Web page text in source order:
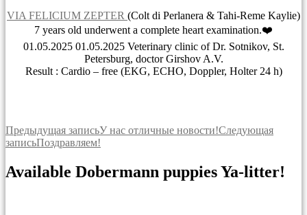
VIA FELICIUM ZEPTER️ (Colt di Perlanera & Tahi-Reme Kaylie)
7 years old underwent a complete heart examination.❤️
01.05.2025 01.05.2025 Veterinary clinic of Dr. Sotnikov, St.
Petersburg, doctor Girshov A.V.
Result : Cardio – free (EKG, ECHO, Doppler, Holter 24 h)
Навигация
по
записям
Предыдущая записьУ нас отличные новости!Следующая
записьПоздравляем!
Available Dobermann puppies Ya-litter!